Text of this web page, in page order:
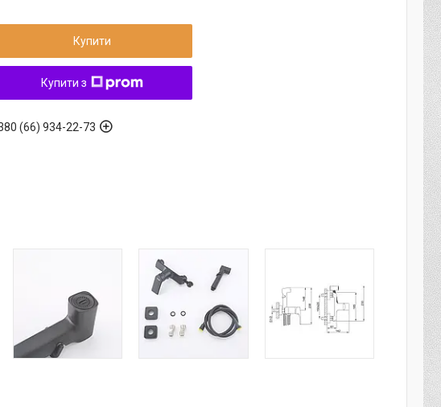
Купити
Купити з
(66) 934-22-73